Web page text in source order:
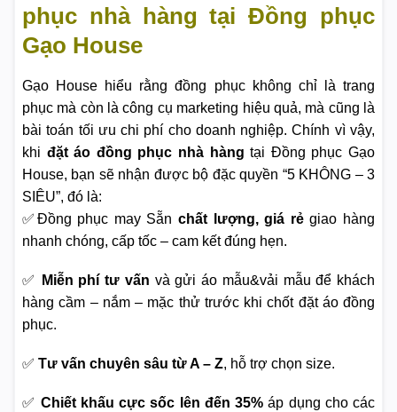
phục nhà hàng tại Đồng phục
Gạo House
Gạo House hiểu rằng đồng phục không chỉ là trang
phục mà còn là công cụ marketing hiệu quả, mà cũng là
bài toán tối ưu chi phí cho doanh nghiệp. Chính vì vậy,
khi đặt áo đồng phục nhà hàng tại Đồng phục Gạo
House, bạn sẽ nhận được bộ đặc quyền “5 KHÔNG – 3
SIÊU”, đó là:
✅Đồng phục may Sẵn chất lượng, giá rẻgiao hàng
nhanh chóng, cấp tốc – cam kết đúng hẹn.
✅ Miễn phí tư vấn và gửi áo mẫu&vải mẫu để khách
hàng cầm – nắm – mặc thử trước khi chốt đặt áo đồng
phục.
✅ Tư vấn chuyên sâu từ A – Z, hỗ trợ chọn size.
✅ Chiết khấu cực sốc lên đến 35% áp dụng cho các